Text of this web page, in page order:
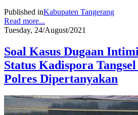
Published inKabupaten Tangerang
Read more...
Tuesday, 24/August/2021
Soal Kasus Dugaan
Status Kadispora
Polres Dipertanyakan